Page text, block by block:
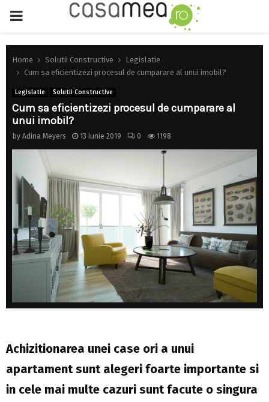
PRIMARY
MENU
Home Solutii Constructive
Legislatie
Cum sa eficientizezi procesul de cumparare al unui imobil?
Legislatie Solutii Constructive
Cum sa eficientizezi procesul de cumparare al
unui imobil?
by Adina Meyers 13 iunie 2019 0 1198
Achizitionarea unei case ori a unui
apartament sunt alegeri foarte importante si
in cele mai multe cazuri sunt facute o singura